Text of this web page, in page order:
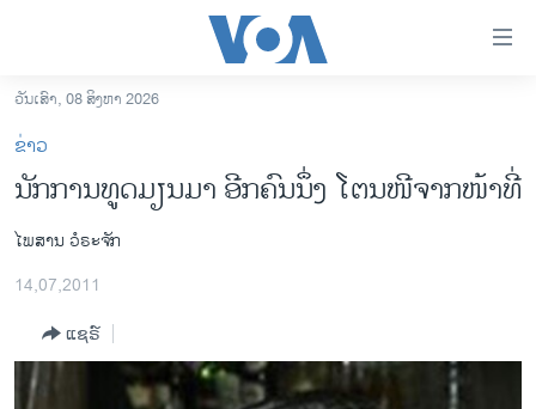
ເຂົ້າ
ຫາ
ຂ້າມ
ຂ້າມ
ຂ້າມ
ໄປ
ຫາ
ລາວ
ການເລືອກຕັ້ງ ປະທານາທີບໍດີ ສະຫະລັດ 2024
ຂ່າວ​ຈີນ
ໂລກ
ເອເຊຍ
ວັນເສົາ, 08 ສິງຫາ 2026
ຂ່າວ
ນັກການທູດມຽນມາ ອີກຄົນນຶ່ງ ໂຕນໜີຈາກໜ້າທີ່
ໄພສານ ວໍຣະຈັກ
14,07,2011
ແຊຣ໌